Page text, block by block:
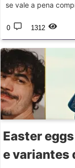
se vale a pena
0 1312
Easter
e variantes